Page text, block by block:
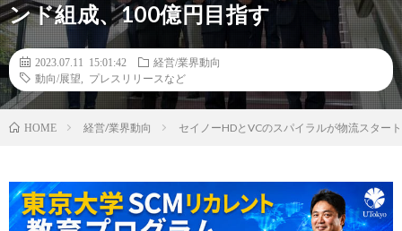
ンド組成、100億円目指す
2023.07.11 15:01:42
経営/業界動向
動向/展望
プレスリリースなど
HOME 経営/業界動向 セイノーHDとVCのスパイラルが物流スター